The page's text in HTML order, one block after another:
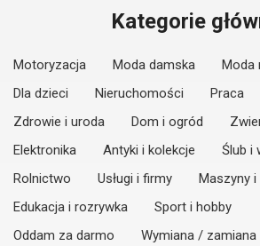
Kategorie
Motoryzacja Moda damska
Moda
Dla dzieci
Nieruchomości
Praca
Zdrowie i uroda
Dom i ogród
Elektronika
Antyki i kolekcje
Ślub i
Rolnictwo
Usługi i firmy
Maszyny i
Edukacja i rozrywka
Sport i hobby
Oddam za darmo
Wymiana / zamiana